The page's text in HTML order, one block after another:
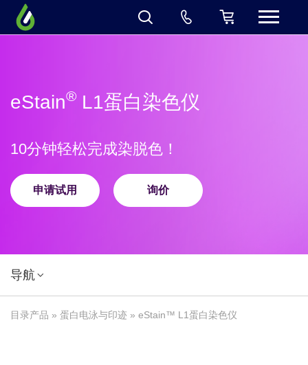
eStain® L1蛋白染色仪​
10分钟轻松完成染脱色！
申请试用 询价
导航
目录产品 » 蛋白电泳与印迹 » eStain™ L1蛋白染色仪